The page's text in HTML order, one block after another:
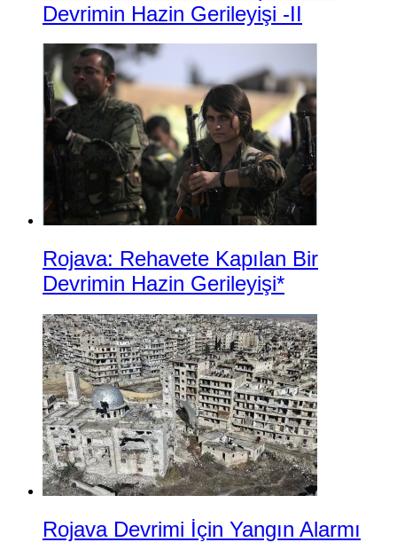
Devrimin Hazin Gerileyişi -II
Rojava: Rehavete Kapılan Bir
Devrimin Hazin Gerileyişi*
Rojava Devrimi İçin Yangın Alarmı